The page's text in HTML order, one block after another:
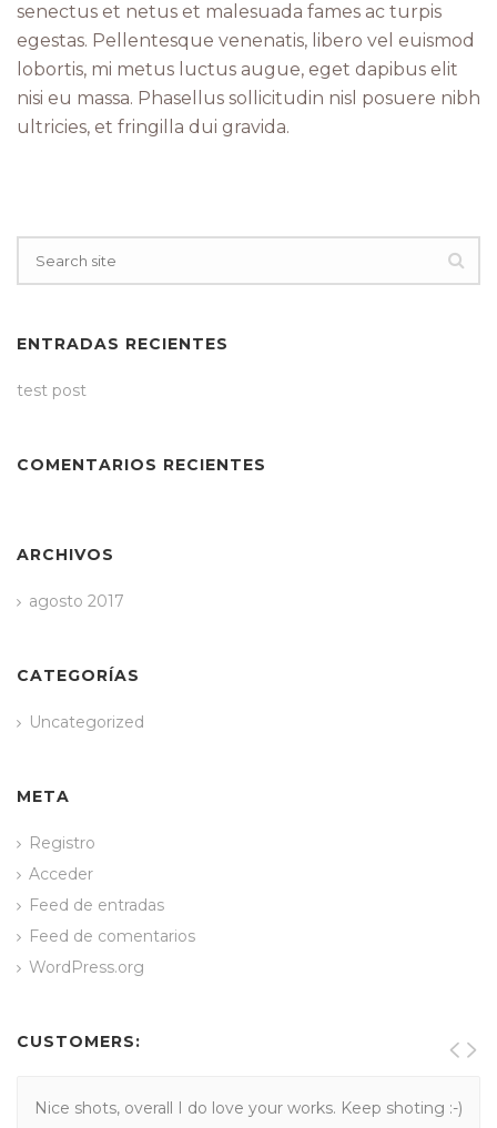
senectus et netus et malesuada fames ac turpis
egestas. Pellentesque venenatis, libero vel euismod
lobortis, mi metus luctus augue, eget dapibus elit
nisi eu massa. Phasellus sollicitudin nisl posuere nibh
ultricies, et fringilla dui gravida.
ENTRADAS RECIENTES
test post
COMENTARIOS RECIENTES
ARCHIVOS
agosto 2017
CATEGORÍAS
Uncategorized
META
Registro
Acceder
Feed de entradas
Feed de comentarios
WordPress.org
CUSTOMERS:
Nice shots, overall I do love your works. Keep shoting :-)